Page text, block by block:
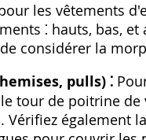
les vêtements
⁚ hauts‚ bas‚
considérer la
pulls) ⁚
tour de poitrine
Vérifiez également